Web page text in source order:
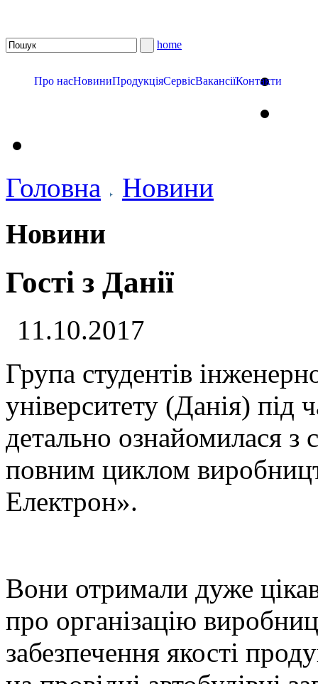
home
Про насНовиниПродукціяСервісВакансіїКонтакти
Головна Новини
Новини
Гості з Данії
11.10.2017
Група студентів
університету (Данія) під
детально ознайомилася з
повним циклом
Електрон».
Вони отримали дуже
про організацію
забезпечення якості